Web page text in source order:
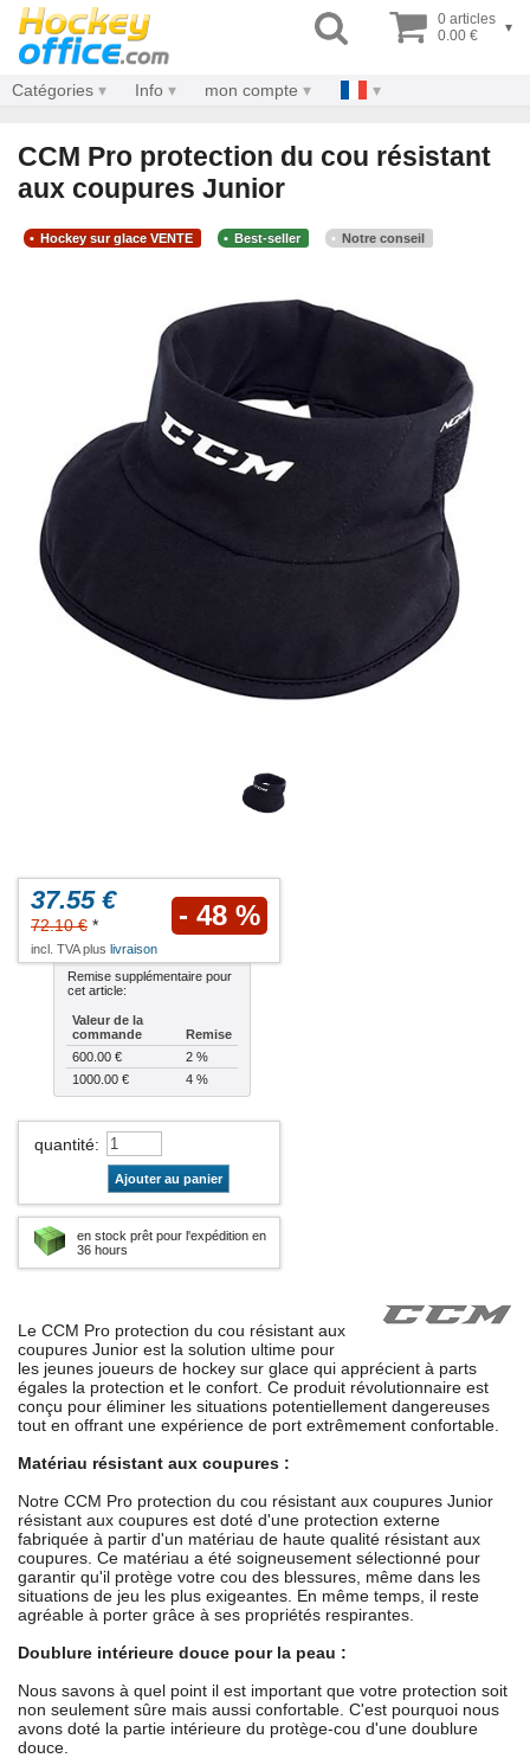
0 articles
0.00 €
▾
Catégories Info mon compte
CCM Pro protection du cou résistant
aux coupures Junior
Hockey sur glace VENTE Best-seller Notre conseil
37.55 €
72.10 € * - 48 %
incl. TVA plus livraison
Remise supplémentaire pour
cet article:
Valeur de la
commande
Remise
600.00 €
2 %
1000.00 €
4 %
quantité:
Ajouter au panier
en stock prêt pour l'expédition en
36 hours
Le CCM Pro protection du cou résistant aux
coupures Junior est la solution ultime pour
les jeunes joueurs de hockey sur glace qui apprécient à parts
égales la protection et le confort. Ce produit révolutionnaire est
conçu pour éliminer les situations potentiellement dangereuses
tout en offrant une expérience de port extrêmement confortable.
Matériau résistant aux coupures :
Notre CCM Pro protection du cou résistant aux coupures Junior
résistant aux coupures est doté d'une protection externe
fabriquée à partir d'un matériau de haute qualité résistant aux
coupures. Ce matériau a été soigneusement sélectionné pour
garantir qu'il protège votre cou des blessures, même dans les
situations de jeu les plus exigeantes. En même temps, il reste
agréable à porter grâce à ses propriétés respirantes.
Doublure intérieure douce pour la peau :
Nous savons à quel point il est important que votre protection soit
non seulement sûre mais aussi confortable. C'est pourquoi nous
avons doté la partie intérieure du protège-cou d'une doublure
douce.